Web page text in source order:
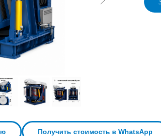
Получить стоимость в WhatsApp